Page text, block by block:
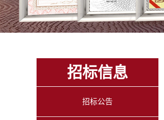
招标信息
招标公告